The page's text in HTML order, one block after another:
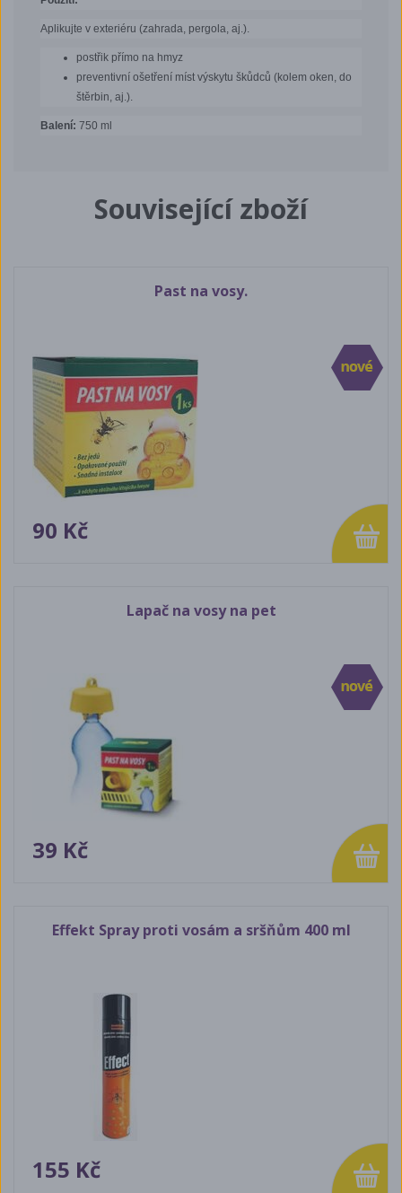
Aplikujte v exteriéru (zahrada, pergola, aj.).
postřik přímo na hmyz
preventivní ošetření míst výskytu škůdců (kolem oken, do
štěrbin, aj.).
Balení: 750 ml
Související zboží
Past na vosy.
90 Kč
Lapač na vosy na pet
39 Kč
Effekt Spray proti vosám a sršňům 400 ml
155 Kč